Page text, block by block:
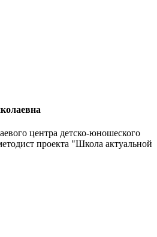
центра детско-юношеского
проекта "Школа актуальной